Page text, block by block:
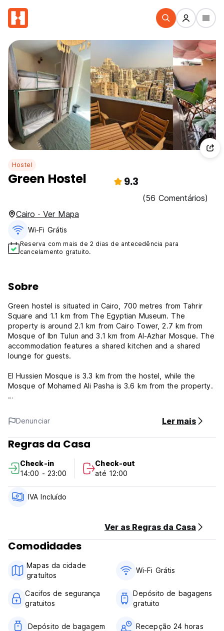
Hostel
Green Hostel 9.3
(56 Comentários)
Cairo · Ver Mapa
Wi-Fi Grátis
Reserva com mais de 2 dias de antecedência para
cancelamento gratuito.
Sobre
Green hostel is situated in Cairo, 700 metres from Tahrir
Square and 1.1 km from The Egyptian Museum. The
property is around 2.1 km from Cairo Tower, 2.7 km from
Mosque of Ibn Tulun and 3.1 km from Al-Azhar Mosque. The
accommodation features a shared kitchen and a shared
lounge for guests.
El Hussien Mosque is 3.3 km from the hostel, while the
Mosque of Mohamed Ali Pasha is 3.6 km from the property.
Cancellation policy: 24 hs before arrival. In case of a late
cancellation or No Show, you will be charged the first night
of your stay.
Check in from 14:00 to 00:00 .
Check out from 11:00 to 12:00 .
Payment upon arrival by cash.
24 hours reception.
No curfew.
Denunciar Ler mais
Regras da Casa
Check-in
14:00 - 23:00
Check-out
até 12:00
IVA Incluído
Ver as Regras da Casa
Comodidades
Mapas da cidade
gratuítos
Wi-Fi Grátis
Cacifos de segurança
gratuitos
Depósito de bagagens
gratuito
Depósito de bagagem Recepção 24 horas